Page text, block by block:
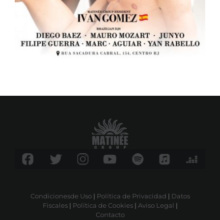
Condicionesde Uso| Política de Privacidad | Datos
Fiscales| Política de Cookies| Aviso Legal |
Contacto